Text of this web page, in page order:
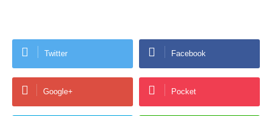
Twitter Facebook
Google+ Pocket